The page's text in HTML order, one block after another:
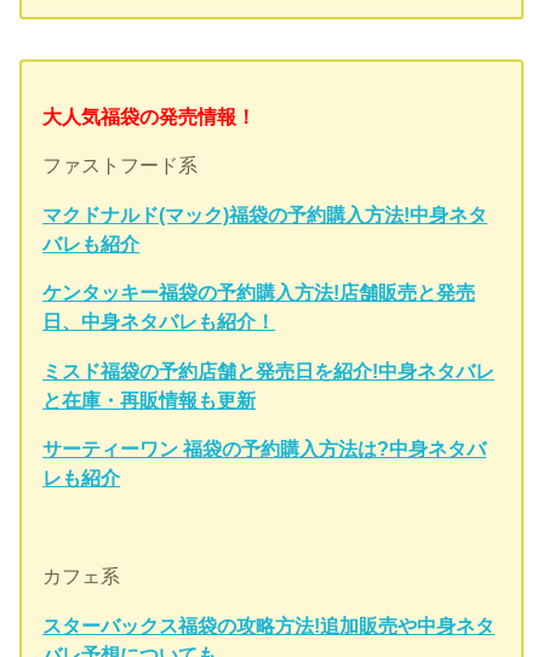
大人気福袋の発売情報！
ファストフード系
マクドナルド(マック)福袋の予約購入方法!中身ネタ
バレも紹介
ケンタッキー福袋の予約購入方法!店舗販売と発売
日、中身ネタバレも紹介！
ミスド福袋の予約店舗と発売日を紹介!中身ネタバレ
と在庫・再販情報も更新
サーティーワン 福袋の予約購入方法は?中身ネタバ
レも紹介
カフェ系
スターバックス福袋の攻略方法!追加販売や中身ネタ